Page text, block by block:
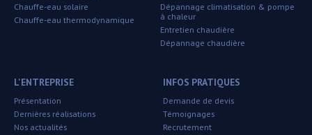
L'ENTREPRISE
Présentation
Dernières réalisations
Nos actualités
Chauffe-eau solaire
Chauffe-eau thermodynamique
Dépannage climatisation & pompe
à chaleur
Entretien chaudière
Dépannage chaudière
INFOS PRATIQUES
Demande de devis
Témoignages
Recrutement